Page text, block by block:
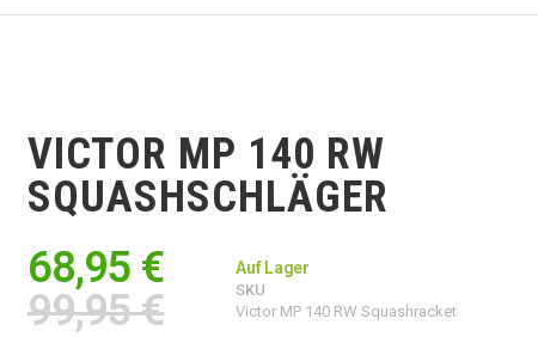
VICTOR MP 140 RW
SQUASHSCHLÄGER
68,95 €
99,95 €
Auf Lager
SKU
Victor MP 140 RW Squashracket